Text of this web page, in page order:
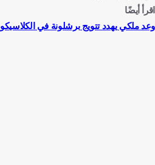
اقرأ أيضًا
وعد ملكي يهدد تتويج برشلونة في الكلاسيكو